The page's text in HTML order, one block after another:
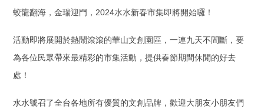
蛟龍翻海，金瑞迎門，2024水水新春市集即將開始囉！
活動即將展開於熱鬧滾滾的華山文創園區，一連九天不間斷，要
為各位民眾帶來最精彩的市集活動，提供春節期間休閒的好去
處！
水水號召了全台各地所有優質的文創品牌，歡迎大朋友小朋友們